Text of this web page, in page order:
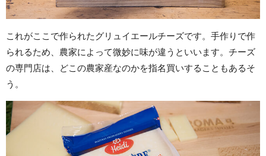
これがここで作られたグリュイエールチーズです。手作りで作
られるため、農家によって微妙に味が違うといいます。チーズ
の専門店は、どこの農家産なのかを指名買いすることもあるそ
う。